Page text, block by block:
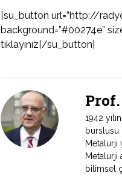
[su_button url=”http://
background=”#00274e”
tıklayınız[/su_button]
1942
burslusu
Metalurji
Metalurji
bilimsel